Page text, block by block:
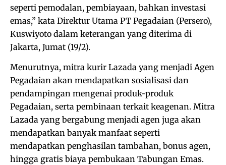
seperti pemodalan, pembiayaan, bahkan investasi
emas,” kata Direktur Utama PT Pegadaian (Persero),
Kuswiyoto dalam keterangan yang diterima di
Jakarta, Jumat (19/2).
Menurutnya, mitra kurir Lazada yang menjadi Agen
Pegadaian akan mendapatkan sosialisasi dan
pendampingan mengenai produk-produk
Pegadaian, serta pembinaan terkait keagenan. Mitra
Lazada yang bergabung menjadi agen juga akan
mendapatkan banyak manfaat seperti
mendapatkan penghasilan tambahan, bonus agen,
hingga gratis biaya pembukaan Tabungan Emas.